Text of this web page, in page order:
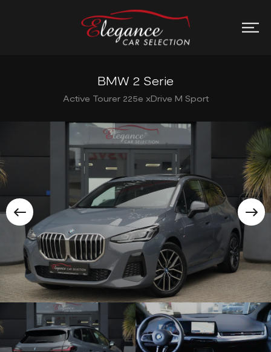
BMW 2 Serie
Active Tourer 225e xDrive M Sport